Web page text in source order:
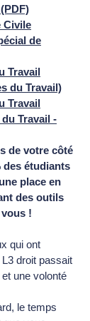
Civile
de
Travail
du Travail)
Travail
Travail -
de votre côté
des étudiants
place en
des outils
!
qui ont
droit passait
une volonté
le temps